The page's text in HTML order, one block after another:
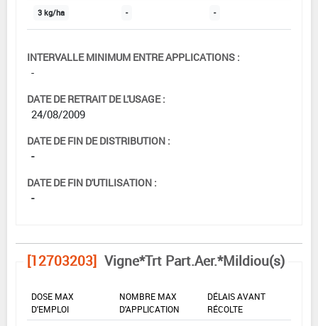
3 kg/ha - -
INTERVALLE MINIMUM ENTRE APPLICATIONS :
-
DATE DE RETRAIT DE L'USAGE :
24/08/2009
DATE DE FIN DE DISTRIBUTION :
-
DATE DE FIN D'UTILISATION :
-
[12703203] Vigne*Trt Part.Aer.*Mildiou(s)
DOSE MAX
D'EMPLOI
NOMBRE MAX
D'APPLICATION
DÉLAIS AVANT
RÉCOLTE